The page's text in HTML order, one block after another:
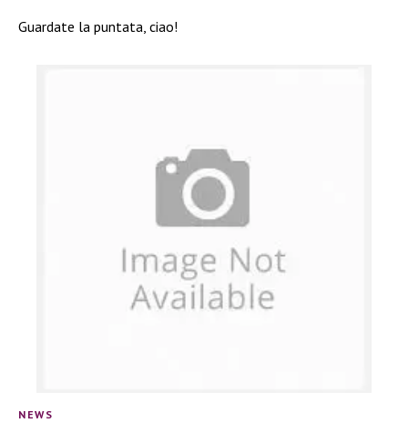
Guardate la puntata, ciao!
NEWS